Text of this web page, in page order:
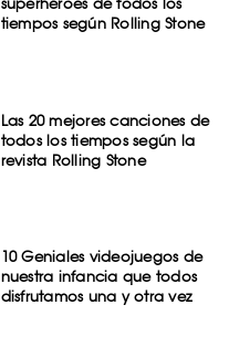
tiempos según Rolling Stone
Las 20 mejores canciones de
todos los tiempos según la
revista Rolling Stone
10 Geniales videojuegos de
nuestra infancia que todos
disfrutamos una y otra vez